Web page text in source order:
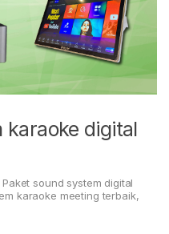
karaoke digital
Paket sound system digital
karaoke meeting terbaik,